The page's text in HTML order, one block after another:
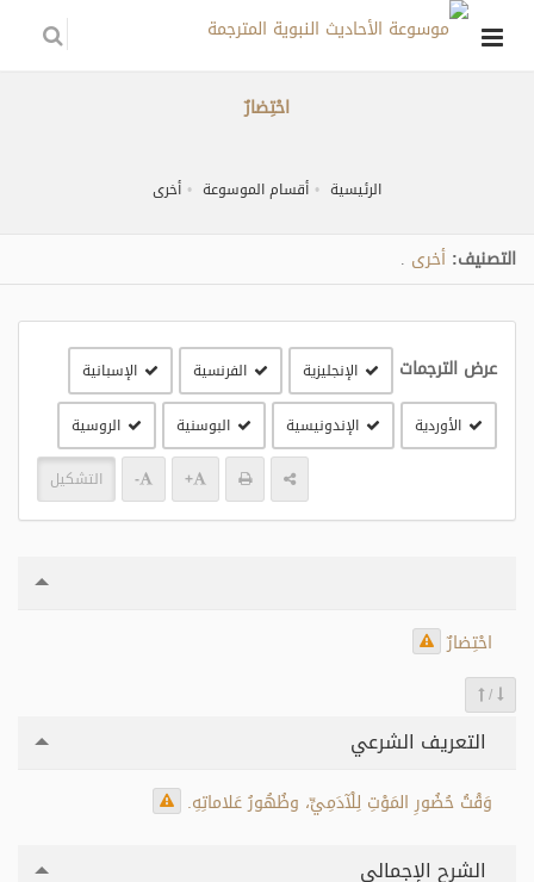
احْتِضارٌ
الرئيسية أقسام الموسوعة أخرى
التصنيف: أخرى
عرض الترجمات الإنجليزية الفرنسية الإسبانية
الأوردية الإندونيسية البوسنية الروسية
+
- التشكيل
احْتِضارٌ
/
التعريف الشرعي
وَقْتُ حُضُورِ المَوْتِ لِلْآدَمِيِّ، وظُهُورُ عَلاماتِهِ.
الشرح الإجمالي